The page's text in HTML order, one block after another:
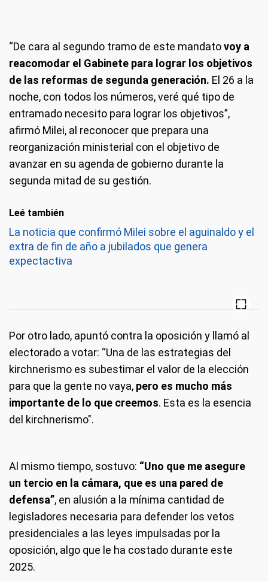
“De cara al segundo tramo de este mandatovoy a
reacomodar el Gabinete para lograr los objetivos
de las reformas de segunda generación. El 26 a la
noche, con todos los números, veré qué tipo de
entramado necesito para lograr los objetivos”,
afirmó Milei, al reconocer que prepara una
reorganización ministerial con el objetivo de
avanzar en su agenda de gobierno durante la
segunda mitad de su gestión.
Leé también
La noticia que confirmó Milei sobre el aguinaldo y el
extra de fin de año a jubilados que genera
expectactiva
Por otro lado, apuntó contra la oposición y llamó al
electorado a votar: “Una de las estrategias del
kirchnerismo es subestimar el valor de la elección
para que la gente no vaya, pero es mucho más
importante de lo que creemos. Esta es la esencia
del kirchnerismo".
Al mismo tiempo, sostuvo: “Uno que me asegure
un tercio en la cámara, que es una pared de
defensa”, en alusión a la mínima cantidad de
legisladores necesaria para defender los vetos
presidenciales a las leyes impulsadas por la
oposición, algo que le ha costado durante este
2025.